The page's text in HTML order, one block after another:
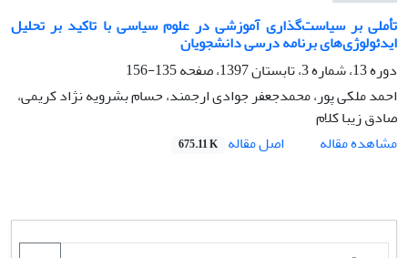
تأملی بر سیاست‌گذاری آموزشی در علوم سیاسی با تاکید بر تحلیل
ایدئولوژی‌های برنامه درسی دانشجویان
دوره 13، شماره 3، تابستان 1397، صفحه
135-156
احمد ملکی پور، محمدجعفر جوادی ارجمند، حسام بشرویه نژاد کریمی،
صادق زیبا کلام
مشاهده مقاله
اصل مقاله 675.11 K